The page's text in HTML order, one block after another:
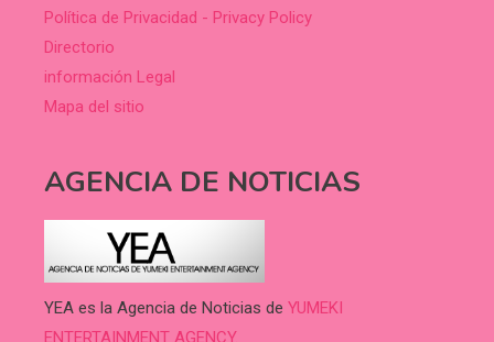
Política de Privacidad - Privacy Policy
Directorio
información Legal
Mapa del sitio
AGENCIA DE NOTICIAS
YEA es la Agencia de Noticias de YUMEKI